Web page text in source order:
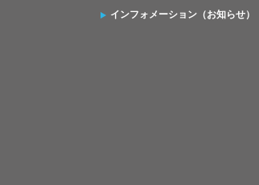
インフォメーション（お知らせ）